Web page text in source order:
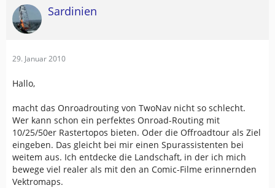
Sardinien
29. Januar 2010
Hallo,
macht das Onroadrouting von TwoNav nicht so schlecht.
Wer kann schon ein perfektes Onroad-Routing mit
10/25/50er Rastertopos bieten. Oder die Offroadtour als Ziel
eingeben. Das gleicht bei mir einen Spurassistenten bei
weitem aus. Ich entdecke die Landschaft, in der ich mich
bewege viel realer als mit den an Comic-Filme erinnernden
Vektromaps.